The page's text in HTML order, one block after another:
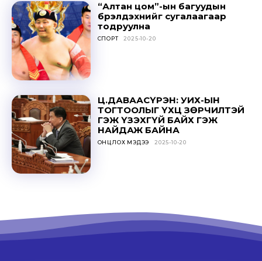
“Алтан цом”-ын багуудын
бүрэлдэхүүнийг сугалаагаар
тодруулна
СПОРТ 2025-10-20
Ц.ДАВААСҮРЭН: УИХ-ЫН
ТОГТООЛЫГ ҮХЦ ЗӨРЧИЛТЭЙ
ГЭЖ ҮЗЭХГҮЙ БАЙХ ГЭЖ
НАЙДАЖ БАЙНА
ОНЦЛОХ МЭДЭЭ 2025-10-20